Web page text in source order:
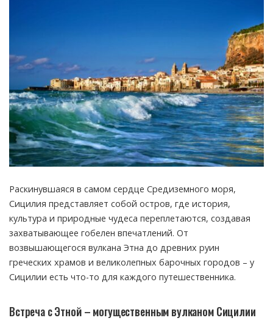
Раскинувшаяся в самом сердце Средиземного моря,
Сицилия представляет собой остров, где история,
культура и природные чудеса переплетаются, создавая
захватывающее гобелен впечатлений. От
возвышающегося вулкана Этна до древних руин
греческих храмов и великолепных барочных городов – у
Сицилии есть что-то для каждого путешественника.
Встреча с Этной – могущественным вулканом Сицилии